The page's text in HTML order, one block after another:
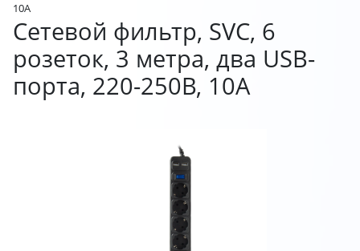
10A
Сетевой фильтр, SVC, 6
розеток, 3 метра, два USB-
порта, 220-250В, 10A